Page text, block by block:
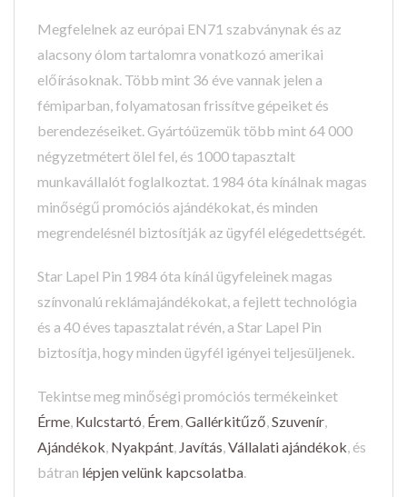
Megfelelnek az európai EN71 szabványnak és az
alacsony ólom tartalomra vonatkozó amerikai
előírásoknak. Több mint 36 éve vannak jelen a
fémiparban, folyamatosan frissítve gépeiket és
berendezéseiket. Gyártóüzemük több mint 64 000
négyzetmétert ölel fel, és 1000 tapasztalt
munkavállalót foglalkoztat. 1984 óta kínálnak magas
minőségű promóciós ajándékokat, és minden
megrendelésnél biztosítják az ügyfél elégedettségét.
Star Lapel Pin 1984 óta kínál ügyfeleinek magas
színvonalú reklámajándékokat, a fejlett technológia
és a 40 éves tapasztalat révén, a Star Lapel Pin
biztosítja, hogy minden ügyfél igényei teljesüljenek.
Tekintse meg minőségi promóciós termékeinket
Érme, Kulcstartó, Érem,Gallérkitűző,Szuvenír,
Ajándékok, Nyakpánt, Javítás,Vállalati ajándékok, és
bátran lépjen velünk kapcsolatba.